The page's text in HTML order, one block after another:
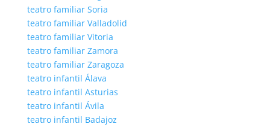
teatro familiar Soria
teatro familiar Valladolid
teatro familiar Vitoria
teatro familiar Zamora
teatro familiar Zaragoza
teatro infantil Álava
teatro infantil Asturias
teatro infantil Ávila
teatro infantil Badajoz